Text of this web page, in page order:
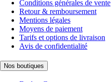
Conditions générales de vente
Retour & remboursement
Mentions légales
Moyens de paiement
Tarifs et options de livraison
Avis de confidentialité
Nos boutiques